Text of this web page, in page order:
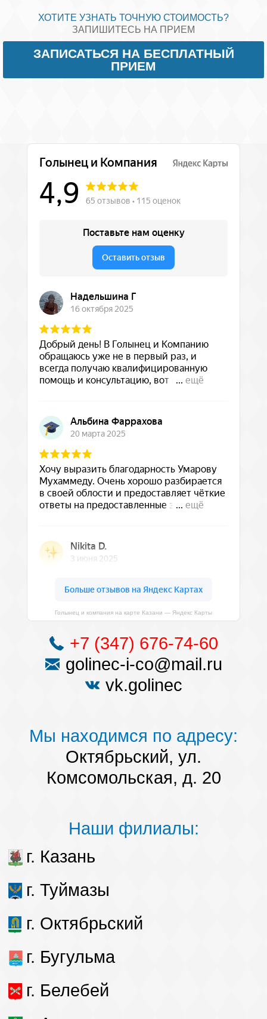
ХОТИТЕ УЗНАТЬ ТОЧНУЮ СТОИМОСТЬ?
ЗАПИШИТЕСЬ НА ПРИЕМ
ЗАПИСАТЬСЯ НА БЕСПЛАТНЫЙ
ПРИЕМ
Голынец и компания на карте Казани — Яндекс Карты
+7 (347) 676-74-60
golinec-i-co@mail.ru
vk.golinec
Мы находимся по адресу:
Октябрьский, ул.
Комсомольская, д. 20
Наши филиалы:
г. Казань
г. Туймазы
г. Октябрьский
г. Бугульма
г. Белебей